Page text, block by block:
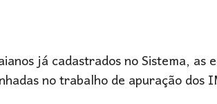
já cadastrados no Sistema,
no trabalho de apuração